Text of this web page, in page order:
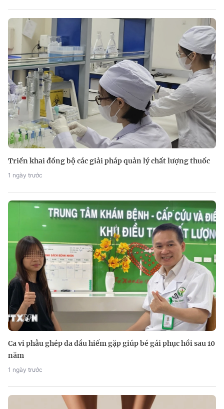
Triển khai đồng bộ các giải pháp quản lý chất lượng thuốc
1 ngày trước
Ca vi phẫu ghép da đầu hiếm gặp giúp bé gái phục hồi sau 10
năm
1 ngày trước